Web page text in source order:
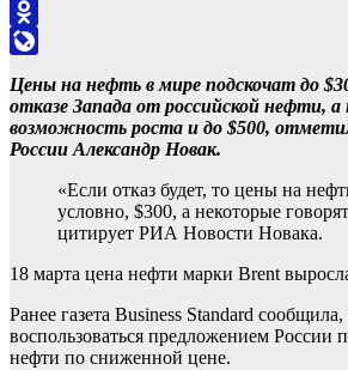
VK
Odnoklassniki
Цены на нефть в мире подскочат до
отказе Запада от российской нефти,
возможность роста и до $500,
России Александр Новак.
«Если отказ будет, то цены на
условно, $300, а некоторые
цитирует РИА Новости Новака.
18 марта цена нефти марки Brent
Ранее газета Business Standard
воспользоваться предложением России
нефти по сниженной цене.